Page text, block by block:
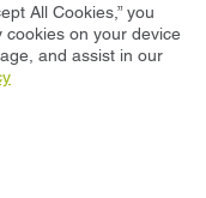
All Cookies,” you
on your device
and assist in our